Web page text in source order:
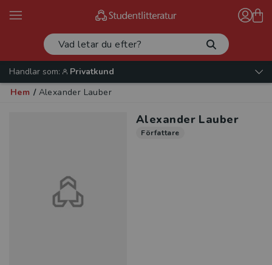
Handlar som:
Privatkund
Hem / Alexander Lauber
Alexander Lauber
Författare